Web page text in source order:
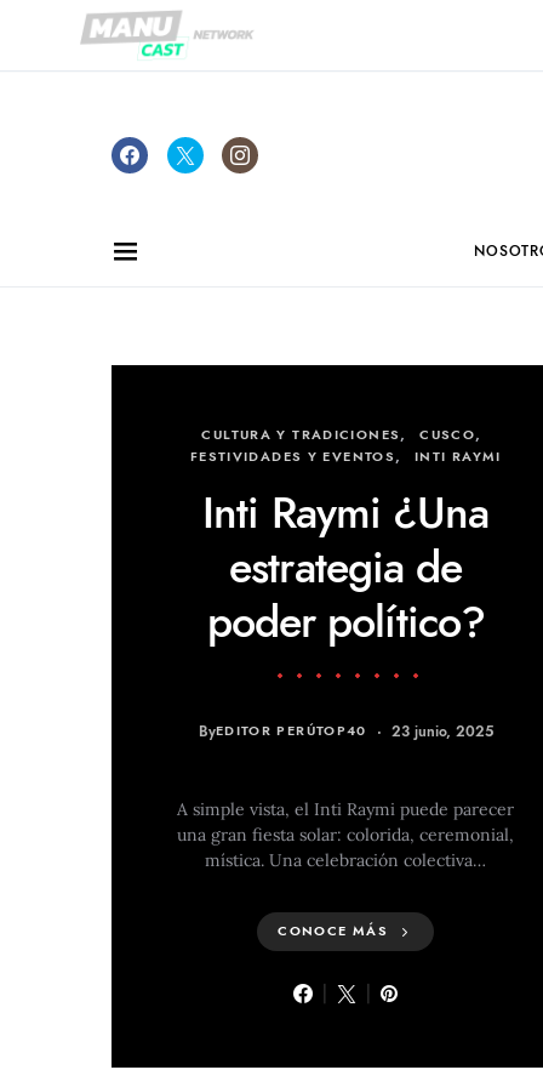
CULTURA Y TRADICIONES
CUSCO
FESTIVIDADES Y EVENTOS
INTI RAYMI
Inti Raymi ¿Una
estrategia de
poder político?
ByEDITOR PERÚTOP40 23 junio, 2025
A simple vista, el Inti Raymi puede parecer
una gran fiesta solar: colorida, ceremonial,
mística. Una celebración colectiva…
CONOCE MÁS